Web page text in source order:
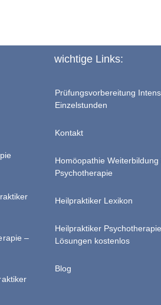
–
wichtige Links:
Prüfungsvorbereitung
Einzelstunden
Kontakt
Homöopathie
Psychotherapie
Heilpraktiker Lexikon
Heilpraktiker
Lösungen kostenlos
Blog